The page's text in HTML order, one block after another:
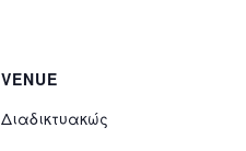
VENUE
Διαδικτυακώς